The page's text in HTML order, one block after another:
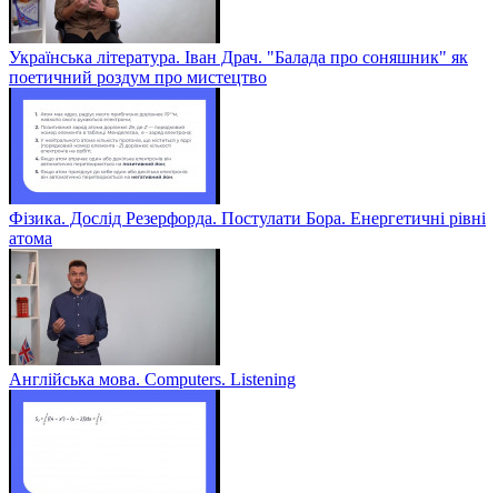
Українська література. Іван Драч. "Балада про соняшник" як
поетичний роздум про мистецтво
Фізика. Дослід Резерфорда. Постулати Бора. Енергетичні рівні
атома
Англійська мова. Computers. Listening